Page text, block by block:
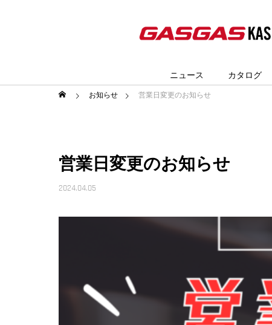
ニュース カタログ
お知らせ 営業日変更のお知らせ
営業日変更のお知らせ
2024.04.05